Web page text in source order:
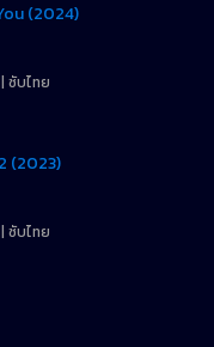
(2024)
ซับไทย
(2023)
ซับไทย